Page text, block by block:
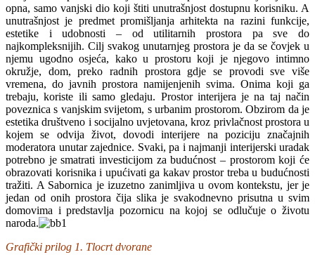
opna, samo vanjski dio koji štiti unutrašnjost dostupnu korisniku. A
unutrašnjost je predmet promišljanja arhitekta na razini funkcije,
estetike i udobnosti – od utilitarnih prostora pa sve do
najkompleksnijih. Cilj svakog unutarnjeg prostora je da se čovjek u
njemu ugodno osjeća, kako u prostoru koji je njegovo intimno
okružje, dom, preko radnih prostora gdje se provodi sve više
vremena, do javnih prostora namijenjenih svima. Onima koji ga
trebaju, koriste ili samo gledaju. Prostor interijera je na taj način
poveznica s vanjskim svijetom, s urbanim prostorom. Obzirom da je
estetika društveno i socijalno uvjetovana, kroz privlačnost prostora u
kojem se odvija život, dovodi interijere na poziciju značajnih
moderatora unutar zajednice. Svaki, pa i najmanji interijerski uradak
potrebno je smatrati investicijom za budućnost – prostorom koji će
obrazovati korisnika i upućivati ga kakav prostor treba u budućnosti
tražiti. A Sabornica je izuzetno zanimljiva u ovom kontekstu, jer je
jedan od onih prostora čija slika je svakodnevno prisutna u svim
domovima i predstavlja pozornicu na kojoj se odlučuje o životu
naroda.
Grafički prilog 1. Tlocrt dvorane